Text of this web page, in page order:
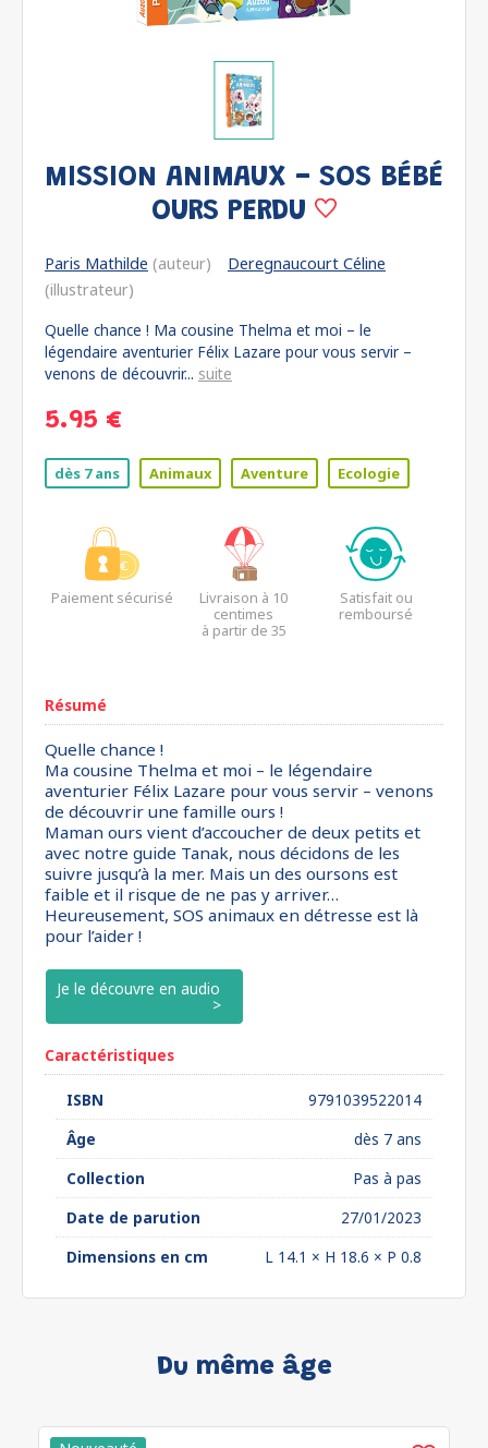
MISSION ANIMAUX - SOS BÉBÉ
OURS PERDU
Paris Mathilde (auteur)
Deregnaucourt Céline
(illustrateur)
Quelle chance ! Ma cousine Thelma et moi – le
légendaire aventurier Félix Lazare pour vous servir –
venons de découvrir... suite
5.95 €
dès 7 ans Animaux Aventure Ecologie
Paiement sécurisé
Livraison à 10
centimes
à partir de 35
Satisfait ou
remboursé
Résumé
Quelle chance !
Ma cousine Thelma et moi – le légendaire
aventurier Félix Lazare pour vous servir – venons
de découvrir une famille ours !
Maman ours vient d’accoucher de deux petits et
avec notre guide Tanak, nous décidons de les
suivre jusqu’à la mer. Mais un des oursons est
faible et il risque de ne pas y arriver…
Heureusement, SOS animaux en détresse est là
pour l’aider !
Je le découvre en audio
Caractéristiques
ISBN
9791039522014
Âge
dès 7 ans
Collection
Pas à pas
Date de parution
27/01/2023
Dimensions en cm
L 14.1 × H 18.6 × P 0.8
Du même âge